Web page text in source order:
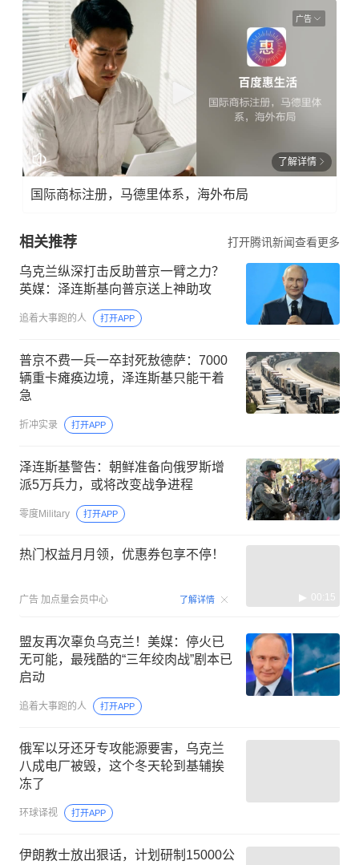
广告
了解详情
国际商标注册，马德里体系，海外布局
相关推荐 打开腾讯新闻查看更多
乌克兰纵深打击反助普京一臂之力？
英媒：泽连斯基向普京送上神助攻
追着大事跑的人 打开APP
普京不费一兵一卒封死敖德萨：7000
辆重卡瘫痪边境，泽连斯基只能干着
急
折冲实录 打开APP
泽连斯基警告：朝鲜准备向俄罗斯增
派5万兵力，或将改变战争进程
零度Military 打开APP
热门权益月月领，优惠券包享不停！
广告 加点量会员中心 了解详情 00:15
盟友再次辜负乌克兰！美媒：停火已
无可能，最残酷的“三年绞肉战”剧本已
启动
追着大事跑的人 打开APP
俄军以牙还牙专攻能源要害，乌克兰
八成电厂被毁，这个冬天轮到基辅挨
冻了
环球译视 打开APP
伊朗教士放出狠话，计划研制15000公